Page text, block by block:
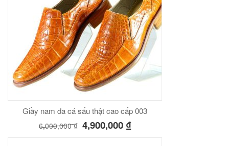
Giầy nam da cá sấu thật cao cấp 003
6,000,000₫ 4,900,000 ₫